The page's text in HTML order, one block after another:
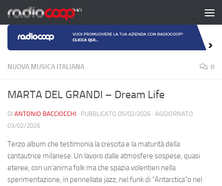
Salta al contenuto
NUOVA MUSICA ITALIANA 0
MARTA DEL GRANDI – Dream Life
DI ANTONIO BACCIOCCHI · PUBBLICATO 05/02/2026 · AGGIORNATO
03/02/2026
Terzo album che testimonia la crescita e la maturità della
cantautrice milanese. Un lavoro dalle atmosfere sospese, quasi
eteree, con un’anima folk ma che spazia volentieri nella
sperimentazione, in pennellate jazz, nel funk di “Antarctica”o nel